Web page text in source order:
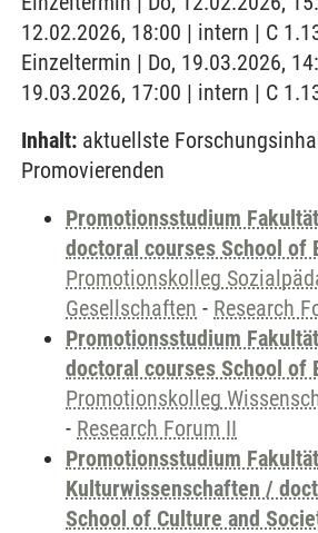
12.02.2026, 18:00 | intern | C
Einzeltermin | Do, 19.03.2026,
19.03.2026, 17:00 | intern | C
Inhalt: aktuellste
Promovierenden
Promotionsstudium
doctoral courses School of
Promotionskolleg
Gesellschaften - Research
Promotionsstudium
doctoral courses School of
Promotionskolleg
- Research Forum II
Promotionsstudium Fakultät
Kulturwissenschaften /
School of Culture and